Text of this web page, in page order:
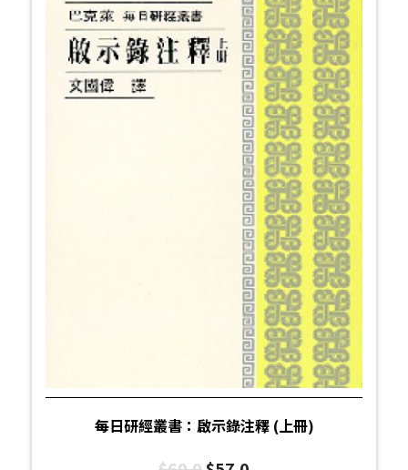
每日研經叢書：啟示錄注釋 (上冊)